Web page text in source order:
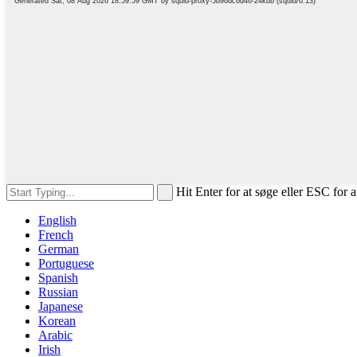
Hit Enter for at søge eller ESC for
English
French
German
Portuguese
Spanish
Russian
Japanese
Korean
Arabic
Irish